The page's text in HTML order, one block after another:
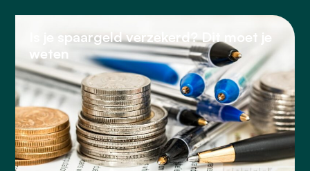
Is je spaargeld verzekerd? Dit moet je
weten